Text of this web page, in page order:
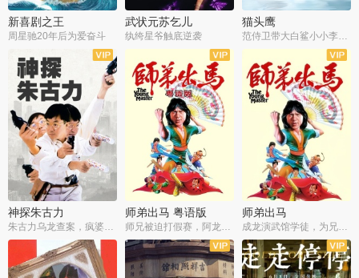
新喜剧之王
周星驰20年后为爱奋斗
武状元苏乞儿
纨绔星爷触底逆袭
猫头鹰
神探朱古力
朱古力乌龙查案，疯婆子神助攻
师弟出马 粤语版
师兄被迫打假赛，阿龙追查斗黑帮
师弟出马
成龙演武馆学徒，为兄搏命战黑道